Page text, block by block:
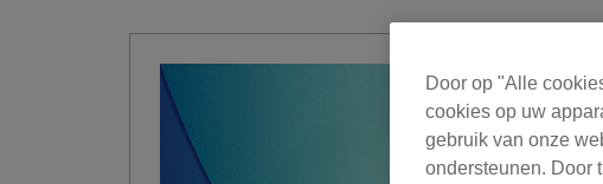
Door op "Alle
cookies op uw
gebruik van onze
ondersteunen. Door